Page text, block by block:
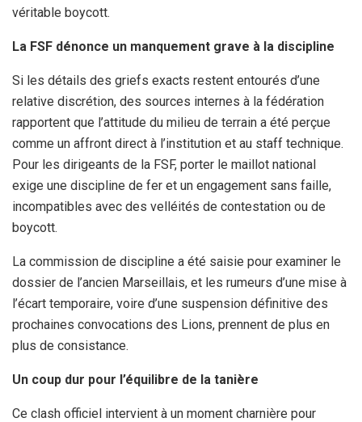
véritable boycott.
La FSF dénonce un manquement grave à la discipline
Si les détails des griefs exacts restent entourés d’une
relative discrétion, des sources internes à la fédération
rapportent que l’attitude du milieu de terrain a été perçue
comme un affront direct à l’institution et au staff technique.
Pour les dirigeants de la FSF, porter le maillot national
exige une discipline de fer et un engagement sans faille,
incompatibles avec des velléités de contestation ou de
boycott.
La commission de discipline a été saisie pour examiner le
dossier de l’ancien Marseillais, et les rumeurs d’une mise à
l’écart temporaire, voire d’une suspension définitive des
prochaines convocations des Lions, prennent de plus en
plus de consistance.
Un coup dur pour l’équilibre de la tanière
Ce clash officiel intervient à un moment charnière pour